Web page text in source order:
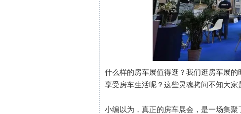
什么样的房车展值得逛？我们逛房车展
享受房车生活呢？这些灵魂拷问不知大家
小编以为，真正的房车展会，是一场集